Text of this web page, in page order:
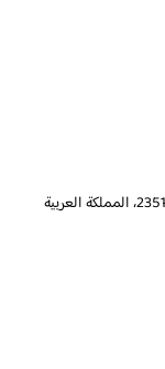
: أبو العباس بن عبدالمطلب، الشاطئ، جدة 23513، المملكة العربية